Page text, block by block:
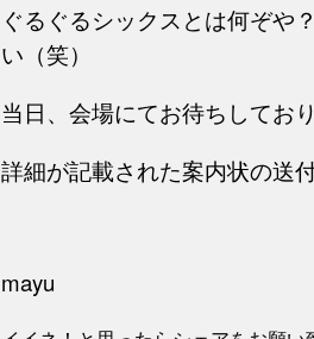
ぐるぐるシックスとは何ぞや
い（笑）
当日、会場にてお待ちしてお
詳細が記載された案内状の送
mayu